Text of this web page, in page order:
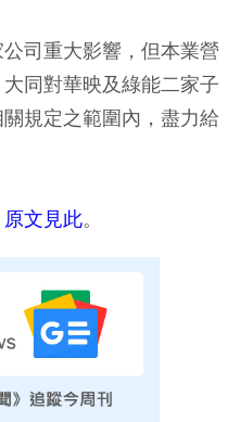
司重大影響，但本業營
同對華映及綠能二家子
規定之範圍內，盡力給
原文見此。